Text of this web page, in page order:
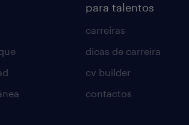
para talentos
carreiras
dicas de carreira
cv builder
contactos